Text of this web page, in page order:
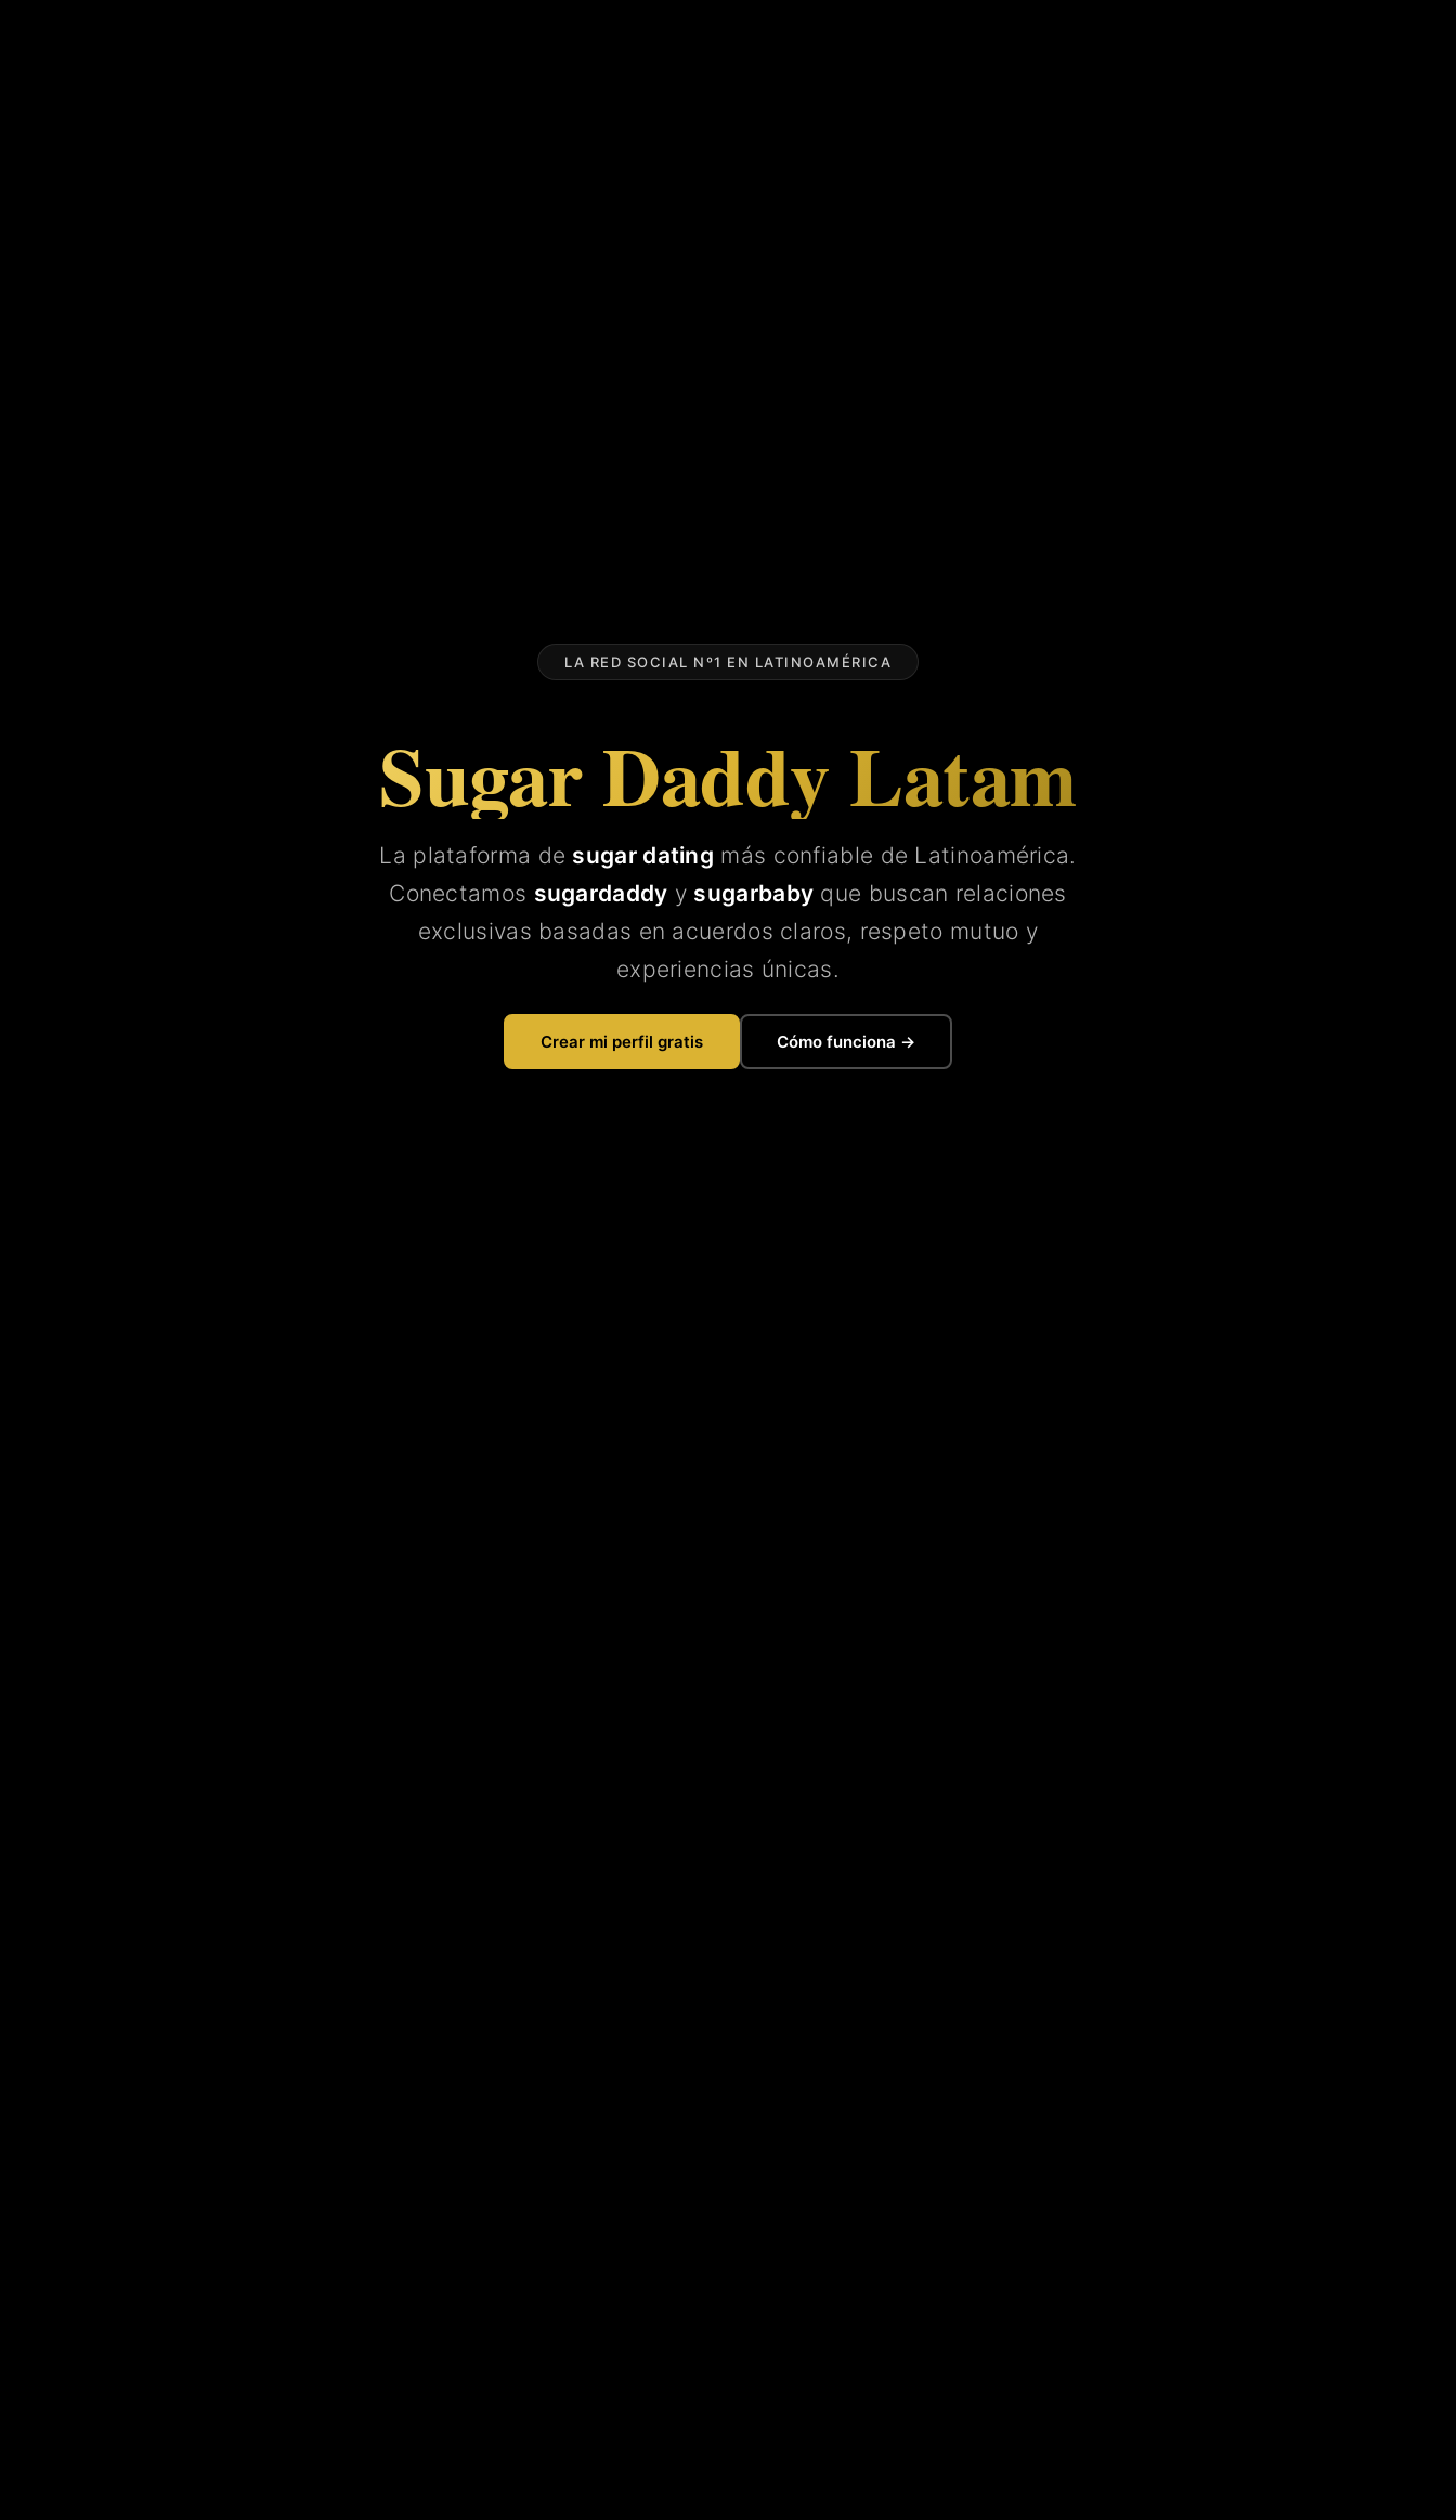
LA RED SOCIAL Nº1 EN LATINOAMÉRICA
Sugar Daddy Latam
La plataforma de sugar dating más confiable de Latinoamérica.
Conectamos sugardaddy y sugarbaby que buscan relaciones
exclusivas basadas en acuerdos claros, respeto mutuo y
experiencias únicas.
Crear mi perfil gratis Cómo funciona →